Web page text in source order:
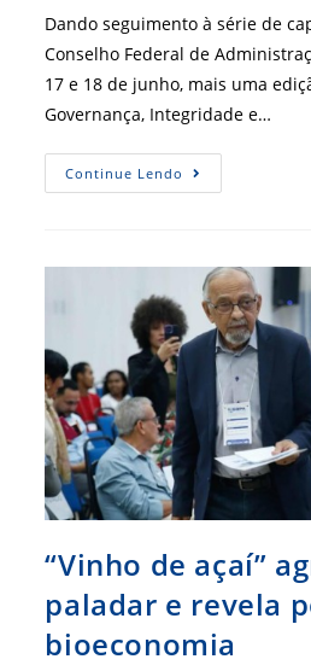
post:
Dando seguimento à série de
Conselho Federal de
17 e 18 de junho, mais uma
Governança, Integridade e…
Continue Lendo Piauí
Recebe
Compliance
Do
Sistema
CFA/CRAs
“Vinho de açaí”
paladar e revela
bioeconomia